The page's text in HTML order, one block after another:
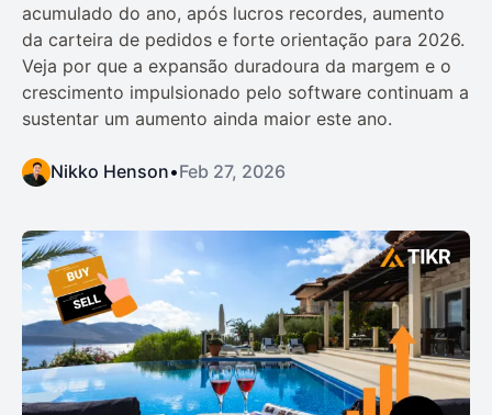
acumulado do ano, após lucros recordes, aumento
da carteira de pedidos e forte orientação para 2026.
Veja por que a expansão duradoura da margem e o
crescimento impulsionado pelo software continuam a
sustentar um aumento ainda maior este ano.
Nikko Henson•Feb 27, 2026